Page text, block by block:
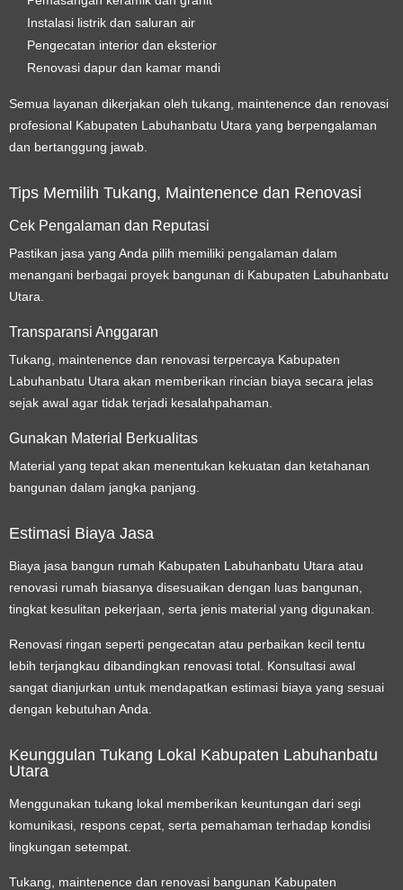
Instalasi listrik dan saluran air
Pengecatan interior dan eksterior
Renovasi dapur dan kamar mandi
Semua layanan dikerjakan oleh tukang, maintenence dan renovasi
profesional Kabupaten Labuhanbatu Utara yang berpengalaman
dan bertanggung jawab.
Tips Memilih Tukang, Maintenence dan Renovasi
Cek Pengalaman dan Reputasi
Pastikan jasa yang Anda pilih memiliki pengalaman dalam
menangani berbagai proyek bangunan di Kabupaten Labuhanbatu
Utara.
Transparansi Anggaran
Tukang, maintenence dan renovasi terpercaya Kabupaten
Labuhanbatu Utara akan memberikan rincian biaya secara jelas
sejak awal agar tidak terjadi kesalahpahaman.
Gunakan Material Berkualitas
Material yang tepat akan menentukan kekuatan dan ketahanan
bangunan dalam jangka panjang.
Estimasi Biaya Jasa
Biaya jasa bangun rumah Kabupaten Labuhanbatu Utara atau
renovasi rumah biasanya disesuaikan dengan luas bangunan,
tingkat kesulitan pekerjaan, serta jenis material yang digunakan.
Renovasi ringan seperti pengecatan atau perbaikan kecil tentu
lebih terjangkau dibandingkan renovasi total. Konsultasi awal
sangat dianjurkan untuk mendapatkan estimasi biaya yang sesuai
dengan kebutuhan Anda.
Keunggulan Tukang Lokal Kabupaten Labuhanbatu
Utara
Menggunakan tukang lokal memberikan keuntungan dari segi
komunikasi, respons cepat, serta pemahaman terhadap kondisi
lingkungan setempat.
Tukang, maintenence dan renovasi bangunan Kabupaten